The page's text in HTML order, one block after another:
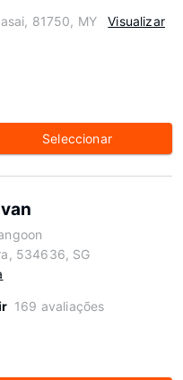
81750, MY
Visualizar
Seleccionar
534636, SG
169 avaliações